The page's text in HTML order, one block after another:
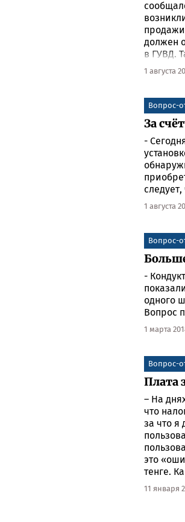
продажи
должен
в ГУВД.
1 августа
Вопрос-
За
-
1 августа
Вопрос-
-
одного
Вопрос
1 марта
Вопрос-
Плата
– На
что
за что я
это
тенге.
11 января